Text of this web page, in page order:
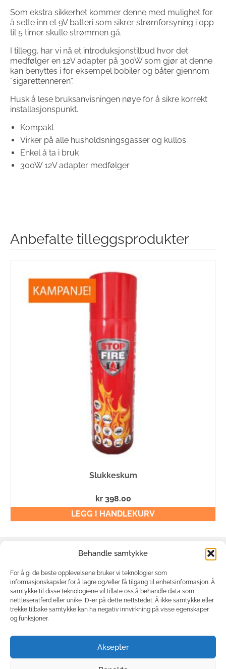
Behandle samtykke
For å gi de beste opplevelsene bruker vi teknologier som
informasjonskapsler for å lagre og/eller få tilgang til enhetsinformasjon. Å
samtykke til disse teknologiene vil tillate oss å behandle data som
nettleseratferd eller unike ID-er på dette nettstedet. Å ikke samtykke eller
trekke tilbake samtykke kan ha negativ innvirkning på visse egenskaper
og funksjoner.
Aksepter
Som ekstra sikkerhet kommer denne med mulighet for
å sette inn et 9V batteri som sikrer strømforsyning i opp
til 5 timer skulle strømmen gå.
I tillegg, har vi nå et introduksjonstilbud hvor det
medfølger en 12V adapter på 300W som gjør at denne
kan benyttes i for eksempel bobiler og båter gjennom
“sigarettenneren”.
Husk å lese bruksanvisningen nøye for å sikre korrekt
installasjonspunkt.
Kompakt
Virker på alle husholdsningsgasser og kullos
Enkel å ta i bruk
300W 12V adapter medfølger
Anbefalte tilleggsprodukter
Slukkeskum
kr398.00
LEGG I HANDLEKURV
Min side
Kjøpsvilkår
Cookie-
erklæring